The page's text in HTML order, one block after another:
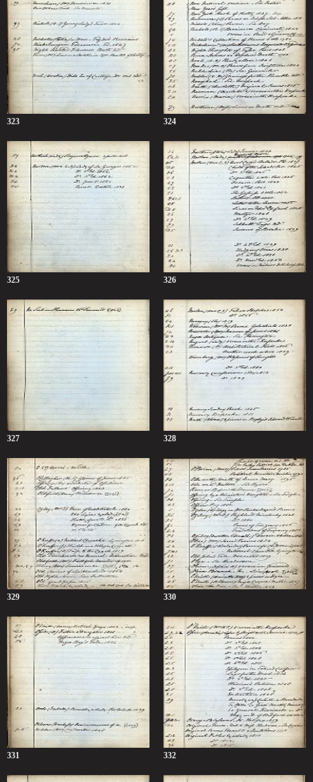
323 324
325 326
327 328
329 330
331 332